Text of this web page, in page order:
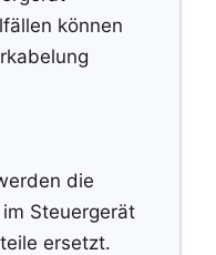
können
die
Steuergerät
ersetzt.